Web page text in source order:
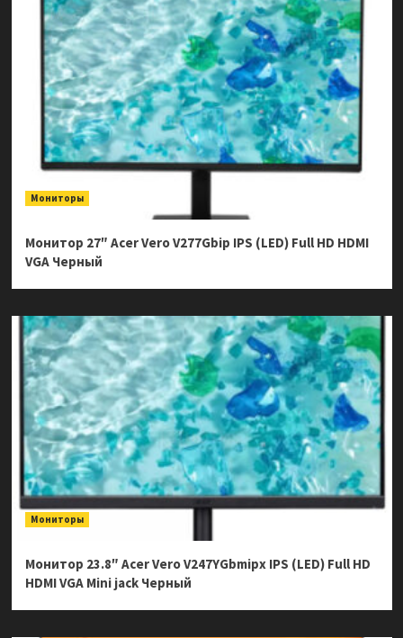
Мониторы
Монитор 27″ Acer Vero V277Gbip IPS (LED) Full HD HDMI
VGA Черный
Мониторы
Монитор 23.8″ Acer Vero V247YGbmipx IPS (LED) Full HD
HDMI VGA Mini jack Черный